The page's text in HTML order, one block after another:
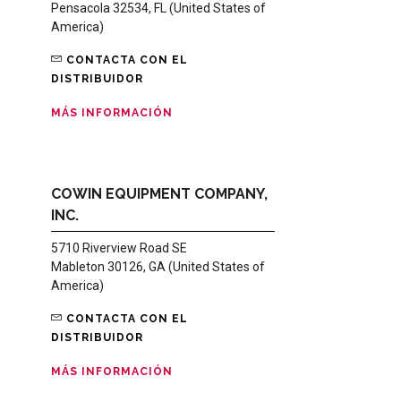
Pensacola 32534, FL (United States of
America)
CONTACTA CON EL
DISTRIBUIDOR
MÁS INFORMACIÓN
COWIN EQUIPMENT COMPANY,
INC.
5710 Riverview Road SE
Mableton 30126, GA (United States of
America)
CONTACTA CON EL
DISTRIBUIDOR
MÁS INFORMACIÓN